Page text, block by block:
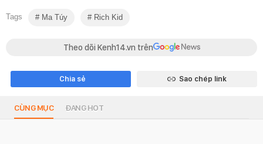
Tags Ma Túy Rich Kid
Theo dõi Kenh14.vn trên
Chia sẻ Sao chép link
CÙNG MỤC ĐANG HOT